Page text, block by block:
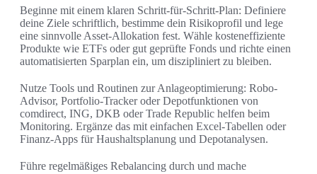
Beginne mit einem klaren Schritt-für-Schritt-Plan: Definiere
deine Ziele schriftlich, bestimme dein Risikoprofil und lege
eine sinnvolle Asset-Allokation fest. Wähle kosteneffiziente
Produkte wie ETFs oder gut geprüfte Fonds und richte einen
automatisierten Sparplan ein, um diszipliniert zu bleiben.
Nutze Tools und Routinen zur Anlageoptimierung: Robo-
Advisor, Portfolio-Tracker oder Depotfunktionen von
comdirect, ING, DKB oder Trade Republic helfen beim
Monitoring. Ergänze das mit einfachen Excel-Tabellen oder
Finanz-Apps für Haushaltsplanung und Depotanalysen.
Führe regelmäßiges Rebalancing durch und mache